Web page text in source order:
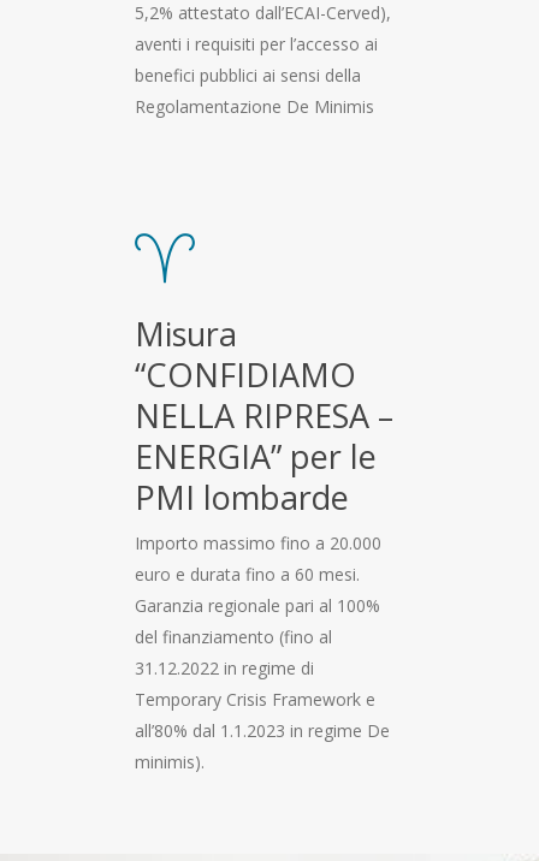
5,2% attestato dall’ECAI-Cerved),
aventi i requisiti per l’accesso ai
benefici pubblici ai sensi della
Regolamentazione De Minimis
Misura
“CONFIDIAMO
NELLA RIPRESA –
ENERGIA” per le
PMI lombarde
Importo massimo fino a 20.000
euro e durata fino a 60 mesi.
Garanzia regionale pari al 100%
del finanziamento (fino al
31.12.2022 in regime di
Temporary Crisis Framework e
all’80% dal 1.1.2023 in regime De
minimis).